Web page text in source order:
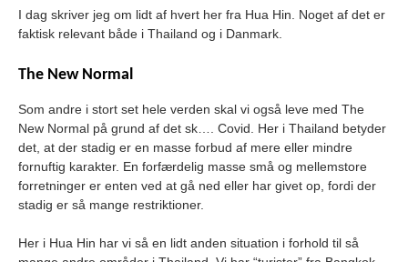
I dag skriver jeg om lidt af hvert her fra Hua Hin. Noget af det er
faktisk relevant både i Thailand og i Danmark.
The New Normal
Som andre i stort set hele verden skal vi også leve med The
New Normal på grund af det sk…. Covid. Her i Thailand betyder
det, at der stadig er en masse forbud af mere eller mindre
fornuftig karakter. En forfærdelig masse små og mellemstore
forretninger er enten ved at gå ned eller har givet op, fordi der
stadig er så mange restriktioner.
Her i Hua Hin har vi så en lidt anden situation i forhold til så